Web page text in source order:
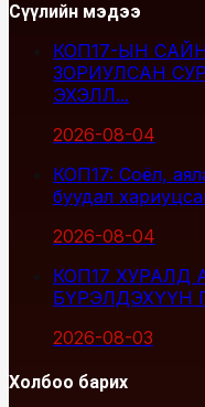
Сүүлийн мэдээ
КОП17-ЫН
ЗОРИУЛСАН
ЭХЭЛЛ...
2026-08-04
КОП17: Соёл,
буудал
2026-08-04
КОП17
БҮРЭЛДЭХҮҮН
2026-08-03
Холбоо барих